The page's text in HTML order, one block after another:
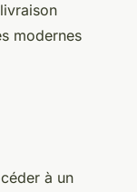
modernes
à un